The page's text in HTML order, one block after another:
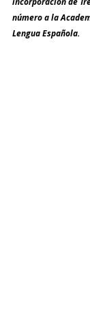
número a la
Lengua Española.